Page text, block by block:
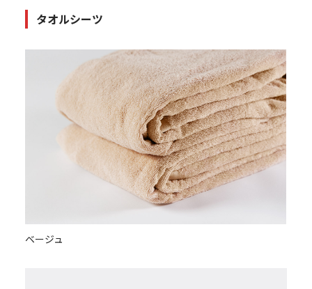
タオルシーツ
ベージュ